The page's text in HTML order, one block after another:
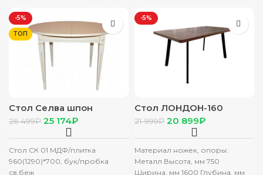
-5%
ТОП
Стол Селва шпон
1400(1780)*960 ЛАТТЕ
(столешница +ноги)
26 499₽ 25 174₽
Стол СК 01 МДФ/плитка
960(1290)*700, бук/пробка
св.беж
-5%
Стол ЛОНДОН-160
ЛДСП, 1600(2000)*850
Дуб Самдал (Z 01
21 999₽ 20 899₽
Материал ножек, опоры:
Металл Высота, мм 750
Ширина, мм 1600 Глубина, мм